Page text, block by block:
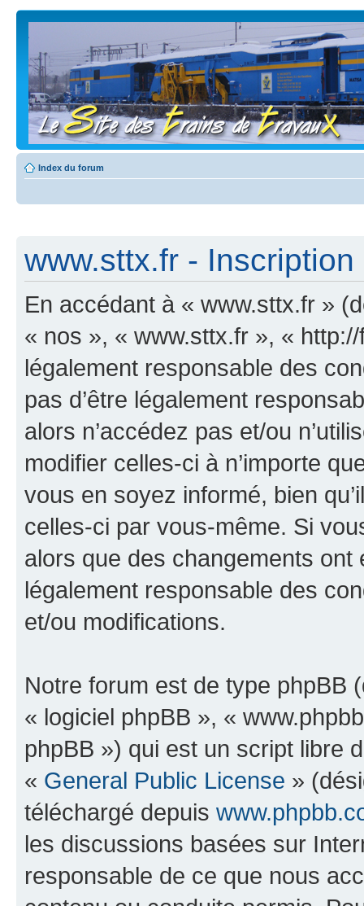
Index du forum
www.sttx.fr - Inscription
En accédant à « www.sttx.fr »
« nos », « www.sttx.fr », «
légalement responsable des
pas d’être légalement
alors n’accédez pas et/ou
modifier celles-ci à n’importe
vous en soyez informé, bien
celles-ci par vous-même. Si
alors que des changements ont
légalement responsable des
et/ou modifications.
Notre forum est de type phpBB
« logiciel phpBB », «
phpBB ») qui est un script libre
« General Public License »
téléchargé depuis
les discussions basées sur
responsable de ce que nous